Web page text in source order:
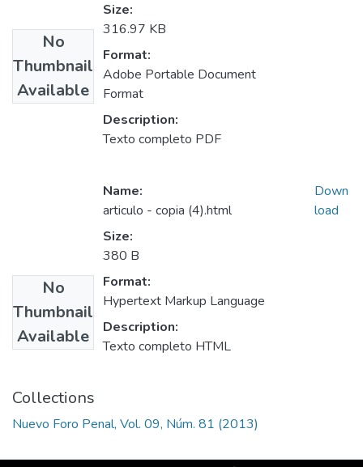
No
Thumbnail
Available
Size:
316.97 KB
Format:
Adobe Portable Document
Format
Description:
Texto completo PDF
No
Thumbnail
Available
Name:
articulo - copia (4).html
Size:
380 B
Format:
Hypertext Markup Language
Description:
Texto completo HTML
Down
load
Collections
Nuevo Foro Penal, Vol. 09, Núm. 81 (2013)